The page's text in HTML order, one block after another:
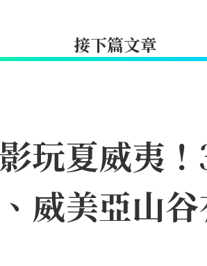
接下篇文章
玩夏威夷
威美亞山谷